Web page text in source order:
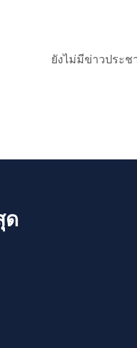
ยังไม่มีข่าวประ
ด